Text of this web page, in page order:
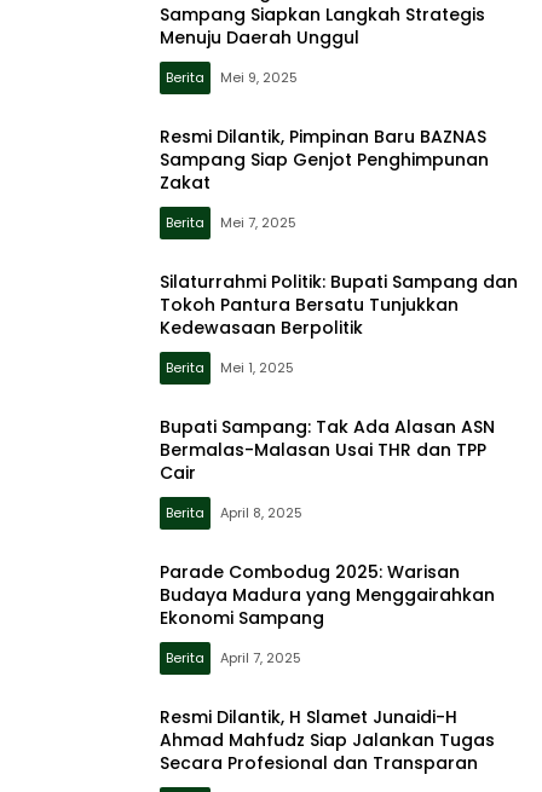
Sampang Siapkan Langkah Strategis
Menuju Daerah Unggul
Berita Mei 9, 2025
Resmi Dilantik, Pimpinan Baru BAZNAS
Sampang Siap Genjot Penghimpunan
Zakat
Berita Mei 7, 2025
Silaturrahmi Politik: Bupati Sampang dan
Tokoh Pantura Bersatu Tunjukkan
Kedewasaan Berpolitik
Berita Mei 1, 2025
Bupati Sampang: Tak Ada Alasan ASN
Bermalas-Malasan Usai THR dan TPP
Cair
Berita April 8, 2025
Parade Combodug 2025: Warisan
Budaya Madura yang Menggairahkan
Ekonomi Sampang
Berita April 7, 2025
Resmi Dilantik, H Slamet Junaidi-H
Ahmad Mahfudz Siap Jalankan Tugas
Secara Profesional dan Transparan